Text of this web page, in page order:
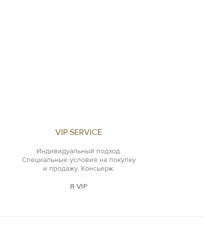
VIP SERVICE
Индивидуальный подход.
Специальные условия на покупку
и продажу. Консьерж.
Я VIP